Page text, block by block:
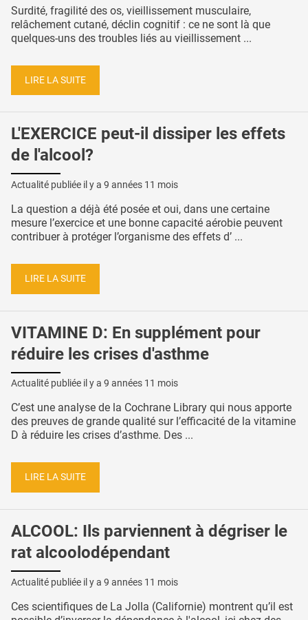
Surdité, fragilité des os, vieillissement musculaire,
relâchement cutané, déclin cognitif : ce ne sont là que
quelques-uns des troubles liés au vieillissement ...
LIRE LA SUITE
L'EXERCICE peut-il dissiper les effets
de l'alcool?
Actualité publiée il y a 9 années 11 mois
La question a déjà été posée et oui, dans une certaine
mesure l’exercice et une bonne capacité aérobie peuvent
contribuer à protéger l’organisme des effets d’ ...
LIRE LA SUITE
VITAMINE D: En supplément pour
réduire les crises d'asthme
Actualité publiée il y a 9 années 11 mois
C’est une analyse de la Cochrane Library qui nous apporte
des preuves de grande qualité sur l’efficacité de la vitamine
D à réduire les crises d’asthme. Des ...
LIRE LA SUITE
ALCOOL: Ils parviennent à dégriser le
rat alcoolodépendant
Actualité publiée il y a 9 années 11 mois
Ces scientifiques de La Jolla (Californie) montrent qu’il est